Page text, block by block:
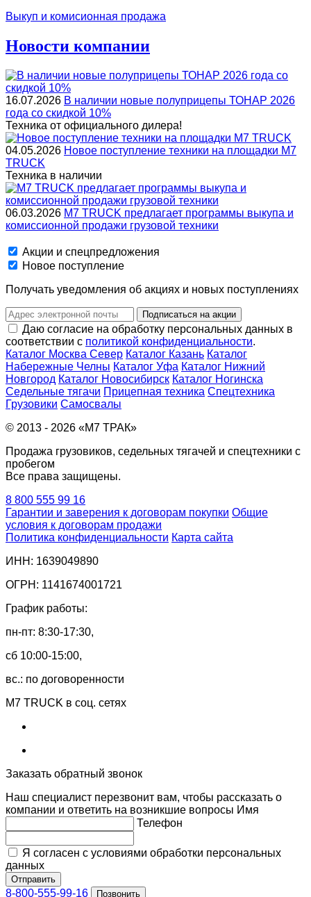
Выкуп и комисионная продажа
Новости компании
16.07.2026 В наличии новые полуприцепы ТОНАР 2026
года со скидкой 10%
Техника от официального дилера!
04.05.2026 Новое поступление техники на площадки M7
TRUCK
Техника в наличии
06.03.2026 M7 TRUCK предлагает программы выкупа и
комиссионной продажи грузовой техники
Акции и спецпредложения
Новое поступление
Получать уведомления об акциях и новых поступлениях
Подписаться на акции
Даю согласие на обработку персональных данных в
соответствии с политикой конфиденциальности.
Каталог Москва Север Каталог Казань Каталог
Набережные Челны Каталог Уфа Каталог Нижний
Новгород Каталог Новосибирск Каталог Ногинска
Седельные тягачи Прицепная техника Спецтехника
Грузовики Самосвалы
© 2013 - 2026 «М7 ТРАК»
Продажа грузовиков, седельных тягачей и спецтехники с
пробегом
Все права защищены.
8 800 555 99 16
Гарантии и заверения к договорам покупки Общие
условия к договорам продажи
Политика конфиденциальности Карта сайта
ИНН: 1639049890
ОГРН: 1141674001721
График работы:
пн-пт: 8:30-17:30,
сб 10:00-15:00,
вс.: по договоренности
M7 TRUCK в соц. сетях
Заказать обратный звонок
Наш специалист перезвонит вам, чтобы рассказать о
компании и ответить на возникшие вопросы Имя
Телефон
Я согласен с условиями обработки персональных
данных
Отправить
8-800-555-99-16 Позвонить